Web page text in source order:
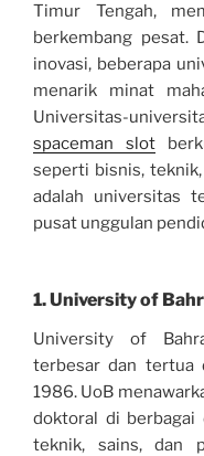
Timur Tengah,
berkembang pesat.
inovasi, beberapa
menarik minat
Universitas-
spaceman slot
seperti bisnis,
adalah universitas
pusat unggulan
1.University of
University of
terbesar dan tertua
1986. UoB
doktoral di
teknik, sains, dan